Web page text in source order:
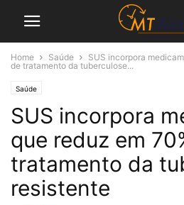
Home Saúde
SUS incorpora
de tratamento da tuberculose...
Saúde
SUS incorpora
que reduz em
tratamento da
resistente